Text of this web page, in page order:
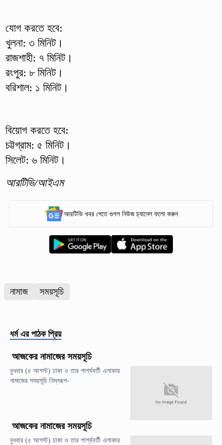
যোগ করতে হবে:
খুলনা: ৩ মিনিট।
রাজশাহী: ৭ মিনিট।
রংপুর: ৮ মিনিট।
বরিশাল: ১ মিনিট।
বিয়োগ করতে হবে:
চট্টগ্রাম: ৫ মিনিট।
সিলেট: ৬ মিনিট।
আরটিভি/আইএম
আরটিভি খবর পেতে গুগল নিউজ চ্যানেল ফলো করুন
নামাজ সময়সূচি
ধর্ম এর পাঠক প্রিয়
আজকের নামাজের সময়সূচি
বুধবার (৫ আগস্ট) ঢাকা ও তার পার্শ্ববর্তী এলাকার
নামাজের সময়সূচি নিম্নরূপ-
আজকের নামাজের সময়সূচি
বুধবার (৫ আগস্ট) ঢাকা ও তার পার্শ্ববর্তী এলাকার